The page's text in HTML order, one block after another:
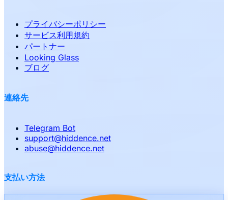
プライバシーポリシー
サービス利用規約
パートナー
Looking Glass
ブログ
連絡先
Telegram Bot
support@hiddence.net
abuse@hiddence.net
支払い方法